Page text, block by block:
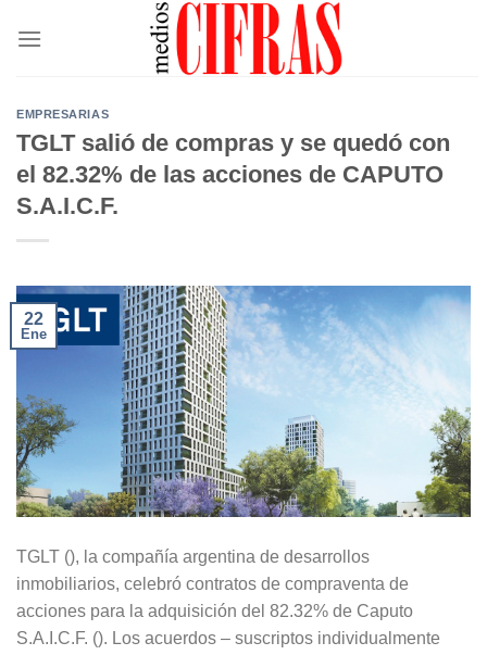
EMPRESARIAS
TGLT salió de compras y se quedó con
el 82.32% de las acciones de CAPUTO
S.A.I.C.F.
22
Ene
TGLT (), la compañía argentina de desarrollos
inmobiliarios, celebró contratos de compraventa de
acciones para la adquisición del 82.32% de Caputo
S.A.I.C.F. (). Los acuerdos – suscriptos individualmente